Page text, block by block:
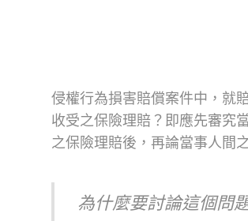
侵權行為損害賠償案件中，就
收受之保險理賠？即應先審究
之保險理賠後，再論當事人間
為什麼要討論這個問